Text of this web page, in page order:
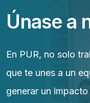
Únase a
En PUR, no solo
que te unes a un
generar un